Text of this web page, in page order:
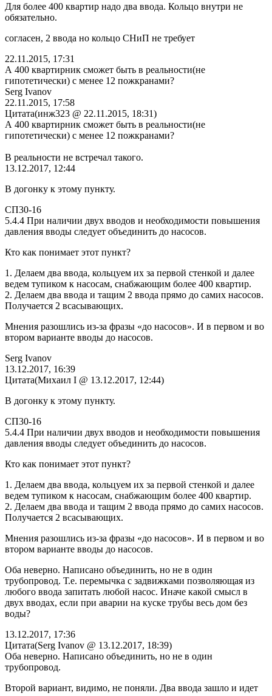
Для более 400 квартир надо два ввода. Кольцо внутри не
обязательно.
согласен, 2 ввода но кольцо СНиП не требует
22.11.2015, 17:31
А 400 квартирник сможет быть в реальности(не
гипотетически) с менее 12 пожкранами?
Serg Ivanov
22.11.2015, 17:58
Цитата(инж323 @ 22.11.2015, 18:31)
А 400 квартирник сможет быть в реальности(не
гипотетически) с менее 12 пожкранами?
В реальности не встречал такого.
13.12.2017, 12:44
В догонку к этому пункту.
СП30-16
5.4.4 При наличии двух вводов и необходимости повышения
давления вводы следует объединить до насосов.
Кто как понимает этот пункт?
1. Делаем два ввода, кольцуем их за первой стенкой и далее
ведем тупиком к насосам, снабжающим более 400 квартир.
2. Делаем два ввода и тащим 2 ввода прямо до самих насосов.
Получается 2 всасывающих.
Мнения разошлись из-за фразы «до насосов». И в первом и во
втором варианте вводы до насосов.
Serg Ivanov
13.12.2017, 16:39
Цитата(Михаил I @ 13.12.2017, 12:44)
В догонку к этому пункту.
СП30-16
5.4.4 При наличии двух вводов и необходимости повышения
давления вводы следует объединить до насосов.
Кто как понимает этот пункт?
1. Делаем два ввода, кольцуем их за первой стенкой и далее
ведем тупиком к насосам, снабжающим более 400 квартир.
2. Делаем два ввода и тащим 2 ввода прямо до самих насосов.
Получается 2 всасывающих.
Мнения разошлись из-за фразы «до насосов». И в первом и во
втором варианте вводы до насосов.
Оба неверно. Написано объединить, но не в один
трубопровод. Т.е. перемычка с задвижками позволяющая из
любого ввода запитать любой насос. Иначе какой смысл в
двух вводах, если при аварии на куске трубы весь дом без
воды?
13.12.2017, 17:36
Цитата(Serg Ivanov @ 13.12.2017, 18:39)
Оба неверно. Написано объединить, но не в один
трубопровод.
Второй вариант, видимо, не поняли. Два ввода зашло и идет